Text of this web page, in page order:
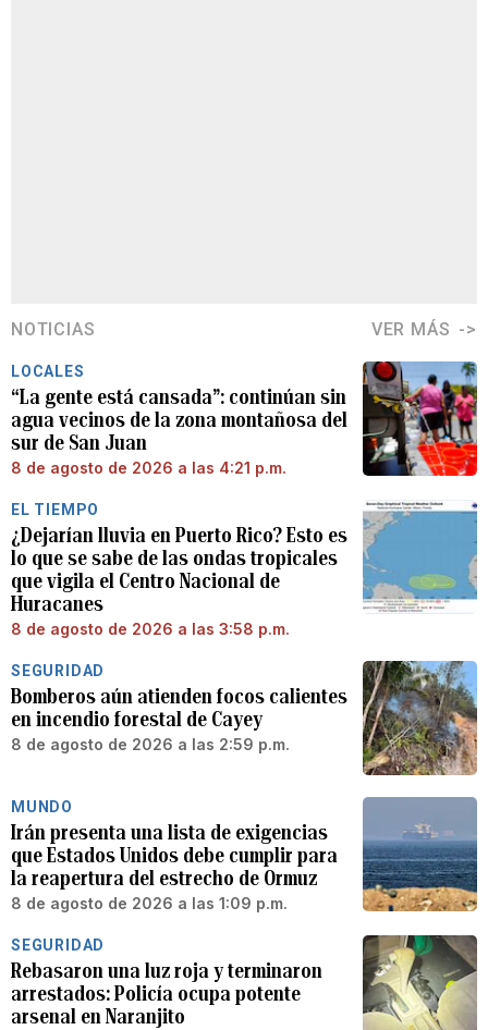
NOTICIAS VER MÁS
LOCALES
“La gente está cansada”: continúan sin
agua vecinos de la zona montañosa del
sur de San Juan
8 de agosto de 2026 a las 4:21 p.m.
EL TIEMPO
¿Dejarían lluvia en Puerto Rico? Esto es
lo que se sabe de las ondas tropicales
que vigila el Centro Nacional de
Huracanes
8 de agosto de 2026 a las 3:58 p.m.
SEGURIDAD
Bomberos aún atienden focos calientes
en incendio forestal de Cayey
8 de agosto de 2026 a las 2:59 p.m.
MUNDO
Irán presenta una lista de exigencias
que Estados Unidos debe cumplir para
la reapertura del estrecho de Ormuz
8 de agosto de 2026 a las 1:09 p.m.
SEGURIDAD
Rebasaron una luz roja y terminaron
arrestados: Policía ocupa potente
arsenal en Naranjito